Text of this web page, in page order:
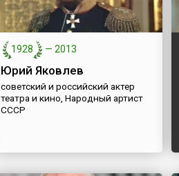
1928 —2013
Юрий Яковлев
советский и российский актер
театра и кино, Народный артист
СССР